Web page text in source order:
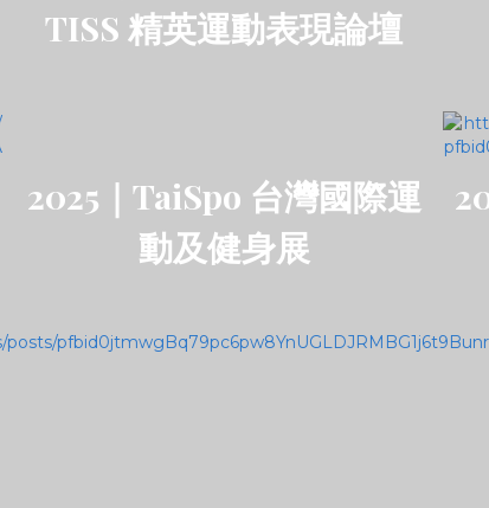
TISS 精英運動表現論壇
2025｜TaiSpo 台灣國際運
動及健身展